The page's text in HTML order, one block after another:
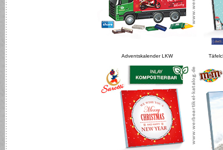
Adventskalender LKW